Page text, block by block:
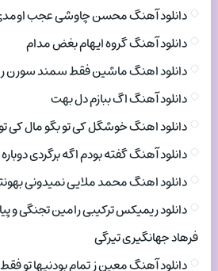
دانلود آهنگ محسن چاوشی عجب
دانلود آهنگ گروه ایهام بغض مدام
دانلود اهنگ ماشین فقط سمند سورن
دانلود آهنگ اگ ببازم دل بهت
دانلود اهنگ خوشگل کی تو بگو مال کی
دانلود آهنگ گفته بودم اگه برگردی
دانلود اهنگ محمد ملایی نمیدونی
دانلود ریمیکس ترکیبی رامین تجنگی
فرهاد جهانگیری تیرگی
دانلود آهنگ معین ز تمام بودنیها تو